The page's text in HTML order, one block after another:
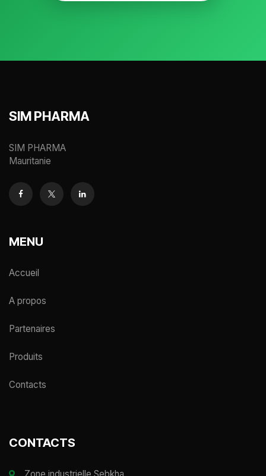
SIM PHARMA
SIM PHARMA
Mauritanie
MENU
Accueil
A propos
Partenaires
Produits
Contacts
CONTACTS